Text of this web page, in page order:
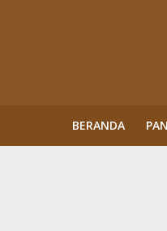
BERANDA